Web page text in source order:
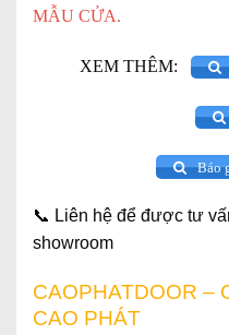
MẪU CỬA.
XEM THÊM:
Báo
📞 Liên hệ để được tư
showroom
CAOPHATDOOR –
CAO PHÁT